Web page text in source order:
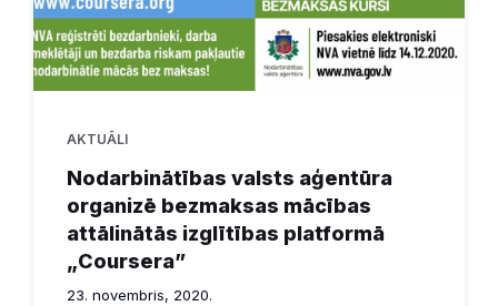
AKTUĀLI
Nodarbinātības valsts aģentūra
organizē bezmaksas mācības
attālinātās izglītības platformā
„Coursera”
23. novembris, 2020.